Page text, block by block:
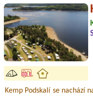
Kemp Podskalí se nachází